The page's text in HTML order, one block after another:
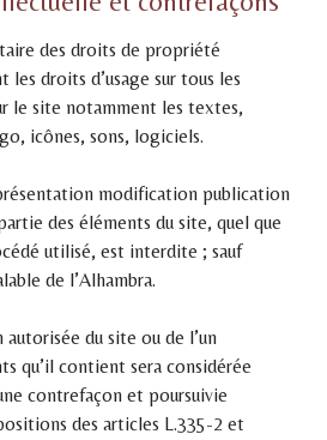
des droits de propriété
droits d’usage sur tous les
le site notamment les textes,
icônes, sons, logiciels.
modification publication
des éléments du site, quel que
utilisé, est interdite ; sauf
de l’Alhambra.
du site ou de l’un
qu’il contient sera considérée
contrefaçon et poursuivie
des articles L.335-2 et